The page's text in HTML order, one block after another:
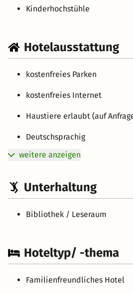
Kinderhochstühle
Hotelausstattung
kostenfreies Parken
kostenfreies Internet
Haustiere erlaubt (auf
Deutschsprachig
weitere anzeigen
Unterhaltung
Bibliothek / Leseraum
Hoteltyp/ -thema
Familienfreundliches Hotel